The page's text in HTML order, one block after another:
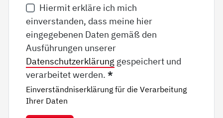
Hiermit erkläre ich mich
einverstanden, dass meine hier
eingegebenen Daten gemäß den
Ausführungen unserer
Datenschutzerklärung gespeichert und
verarbeitet werden.*
Einverständniserklärung für die Verarbeitung
Ihrer Daten